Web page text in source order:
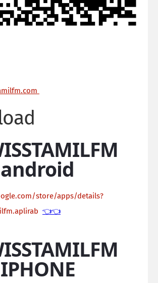
android
store/apps/details?
👈👈